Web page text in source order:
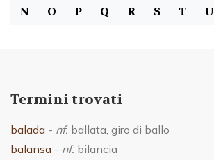
N
O P Q R S T U
Termini trovati
balada - nf. ballata, giro di ballo
balansa - nf. bilancia